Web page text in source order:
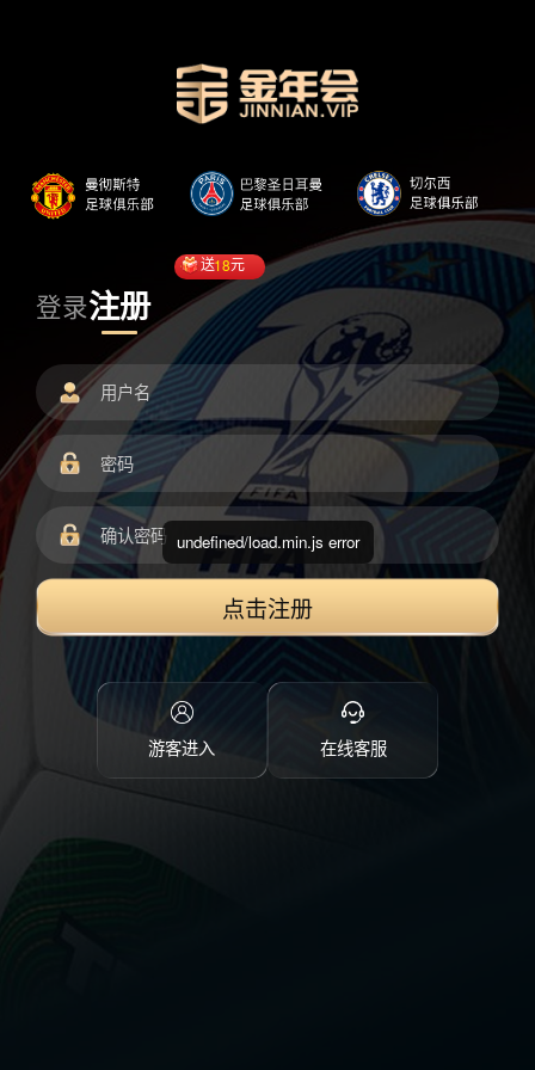
登录注册
送18元
点击注册
游客进入 在线客服
undefined/load.min.js error